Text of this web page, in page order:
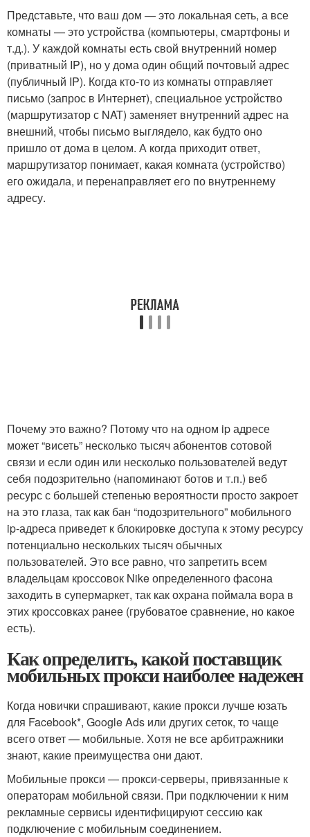
Представьте, что ваш дом — это локальная сеть, а все
комнаты — это устройства (компьютеры, смартфоны и
т.д.). У каждой комнаты есть свой внутренний номер
(приватный IP), но у дома один общий почтовый адрес
(публичный IP). Когда кто-то из комнаты отправляет
письмо (запрос в Интернет), специальное устройство
(маршрутизатор с NAT) заменяет внутренний адрес на
внешний, чтобы письмо выглядело, как будто оно
пришло от дома в целом. А когда приходит ответ,
маршрутизатор понимает, какая комната (устройство)
его ожидала, и перенаправляет его по внутреннему
адресу.
Почему это важно? Потому что на одном ip адресе
может “висеть” несколько тысяч абонентов сотовой
связи и если один или несколько пользователей ведут
себя подозрительно (напоминают ботов и т.п.) веб
ресурс с большей степенью вероятности просто закроет
на это глаза, так как бан “подозрительного” мобильного
ip-адреса приведет к блокировке доступа к этому ресурсу
потенциально нескольких тысяч обычных
пользователей. Это все равно, что запретить всем
владельцам кроссовок Nike определенного фасона
заходить в супермаркет, так как охрана поймала вора в
этих кроссовках ранее (грубоватое сравнение, но какое
есть).
Как определить, какой поставщик
мобильных прокси наиболее надежен
Когда новички спрашивают, какие прокси лучше юзать
для Facebook*, Google Ads или других сеток, то чаще
всего ответ — мобильные. Хотя не все арбитражники
знают, какие преимущества они дают.
Мобильные прокси — прокси-серверы, привязанные к
операторам мобильной связи. При подключении к ним
рекламные сервисы идентифицируют сессию как
подключение с мобильным соединением.